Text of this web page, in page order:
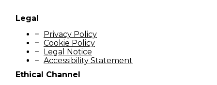
Legal
Privacy Policy
Cookie Policy
Legal Notice
Accessibility Statement
Ethical Channel